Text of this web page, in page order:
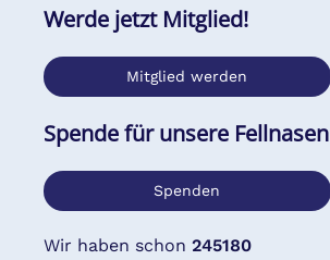
Werde jetzt Mitglied!
Mitglied werden
Spende für unsere Fellnasen
Spenden
Wir haben schon 245180